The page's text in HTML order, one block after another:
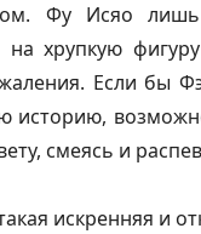
Фу Исяо лишь
хрупкую
Если бы
историю,
смеясь и
искренняя и